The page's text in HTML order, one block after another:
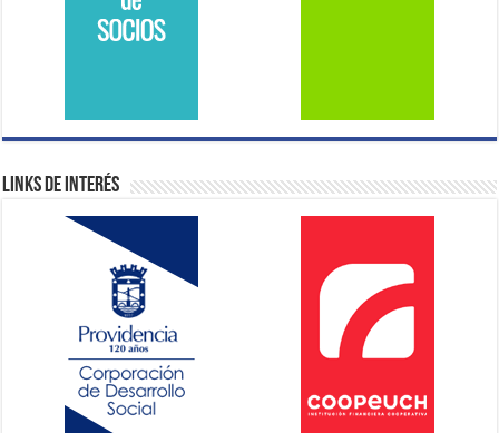
Links de Interés